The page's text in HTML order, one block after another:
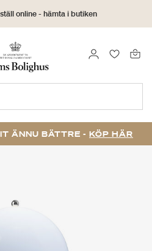
online - hämta i butiken
returrätt
LOGGA IN
ÄNNU BÄTTRE - KÖP HÄR